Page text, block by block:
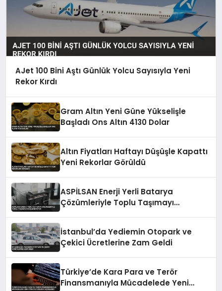
AJet 100 Bini Aştı Günlük Yolcu Sayısıyla Yeni
Rekor Kırdı
Gram Altın Yeni Güne Yükselişle
Başladı Ons Altın 4130 Dolar
Altın Fiyatları Haftayı Düşüşle Kapattı
Yeni Rekorlar Görüldü
ASPİLSAN Enerji Yerli Batarya
Çözümleriyle Toplu Taşımayı
İstanbul’da Yediemin Otopark ve
Çekici Ücretlerine Zam Geldi
Türkiye’de Kara Para ve Terör
Finansmanıyla Mücadelede Yeni